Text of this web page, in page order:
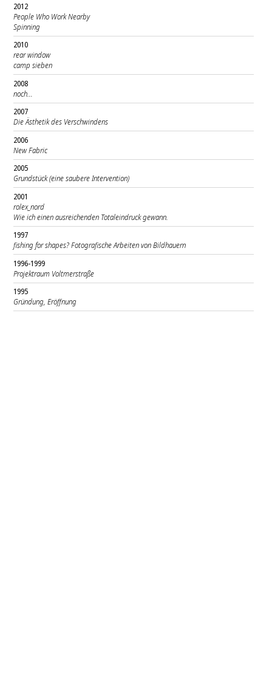
2012
People Who Work Nearby
Spinning
2010
rear window
camp sieben
2008
noch...
2007
Die Ästhetik des Verschwindens
2006
New Fabric
2005
Grundstück (eine saubere Intervention)
2001
rolex_nord
Wie ich einen ausreichenden Totaleindruck gewann.
1997
fishing for shapes? Fotografische Arbeiten von Bildhauern
1996-1999
Projektraum Voltmerstraße
1995
Gründung, Eröffnung